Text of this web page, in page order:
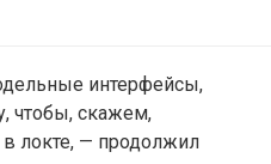
интерфейсы,
чтобы, скажем,
в локте, — продолжил